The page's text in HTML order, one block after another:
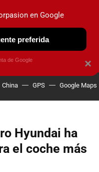
OBSERVATORIO
China GPS Google Maps
Hyundai ha
el coche más
×
en Google
preferida
de Google